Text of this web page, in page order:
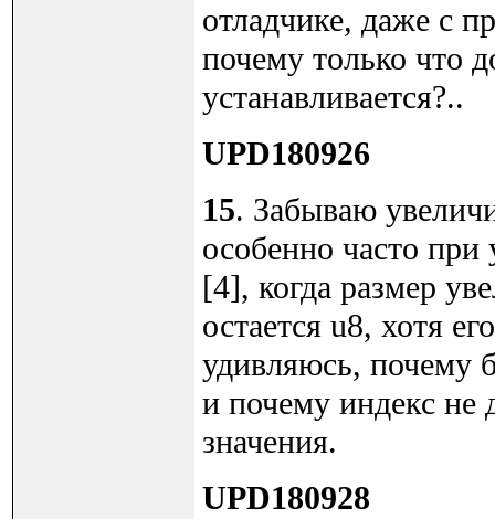
отладчике, даже с
почему только что
устанавливается?..
UPD180926
15. Забываю
особенно часто при
[4], когда размер
остается u8, хотя
удивляюсь, почему
и почему индекс не
значения.
UPD180928